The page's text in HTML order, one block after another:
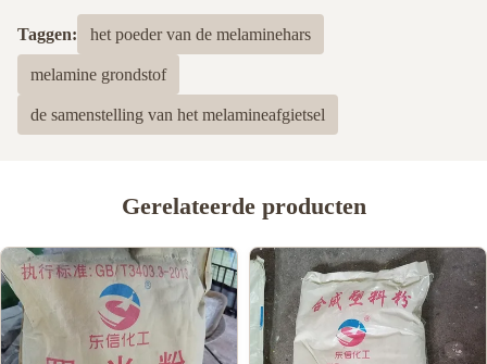
Taggen: het poeder van de melaminehars
melamine grondstof
de samenstelling van het melamineafgietsel
Gerelateerde producten